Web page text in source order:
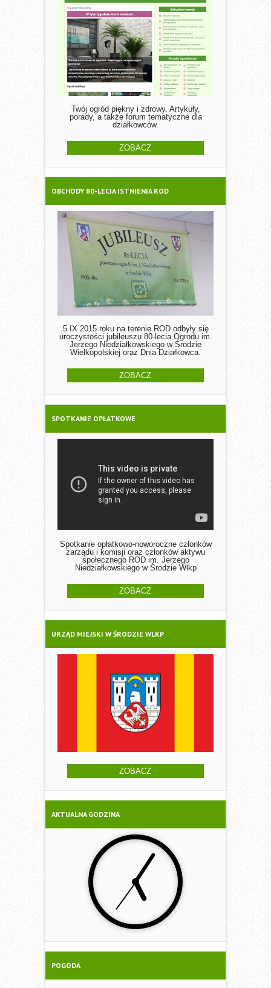
Twój ogród piękny i zdrowy. Artykuły,
porady, a także forum tematyczne dla
działkowców.
ZOBACZ
OBCHODY 80-LECIA ISTNIENIA ROD
5 IX 2015 roku na terenie ROD odbyły się
uroczystości jubileuszu 80-lecia Ogrodu im.
Jerzego Niedziałkowskiego w Środzie
Wielkopolskiej oraz Dnia Działkowca.
ZOBACZ
SPOTKANIE OPŁATKOWE
Spotkanie opłatkowo-noworoczne członków
zarządu i komisji oraz członków aktywu
społecznego ROD im. Jerzego
Niedziałkowskiego w Środzie Wlkp
ZOBACZ
URZĄD MIEJSKI W ŚRODZIE WLKP
ZOBACZ
AKTUALNA GODZINA
POGODA